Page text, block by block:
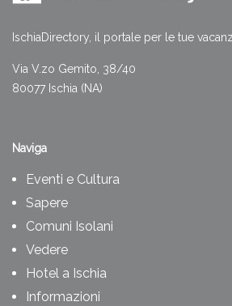
IschiaDirectory, il portale per le tue
Via V.zo Gemito, 38/40
80077 Ischia (NA)
Naviga
Eventi e Cultura
Sapere
Comuni Isolani
Vedere
Hotel a Ischia
Informazioni